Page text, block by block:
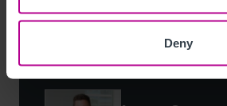
Deny